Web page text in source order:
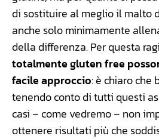
di sostituire al meglio il malto
anche solo minimamente
della differenza. Per questa
totalmente gluten free
facile approccio: è chiaro che
tenendo conto di tutti questi
casi – come vedremo – non
ottenere risultati più che